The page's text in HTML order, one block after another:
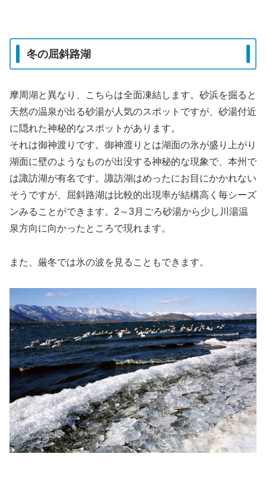
冬の屈斜路湖
摩周湖と異なり、こちらは全面凍結します。砂浜を掘ると
天然の温泉が出る砂湯が人気のスポットですが、砂湯付近
に隠れた神秘的なスポットがあります。
それは御神渡りです。御神渡りとは湖面の氷が盛り上がり
湖面に壁のようなものが出没する神秘的な現象で、本州で
は諏訪湖が有名です。諏訪湖はめったにお目にかかれない
そうですが、屈斜路湖は比較的出現率が結構高く毎シーズ
ンみることができます。2～3月ごろ砂湯から少し川湯温
泉方向に向かったところで現れます。
また、厳冬では氷の波を見ることもできます。